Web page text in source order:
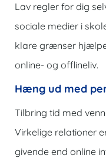
Lav regler for dig
sociale medier i
klare grænser
online- og offlineliv.
Hæng ud med
Tilbring tid med
Virkelige relationer
givende end online